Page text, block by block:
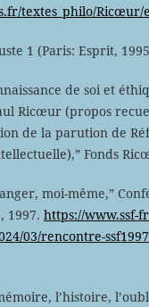
textes_philo/
1 (Paris: Esprit,
de soi et
Ricœur (propos
de la parution de
Fonds
moi-même,”
1997. https://www.ssf-
03/rencontre-
l’histoire,